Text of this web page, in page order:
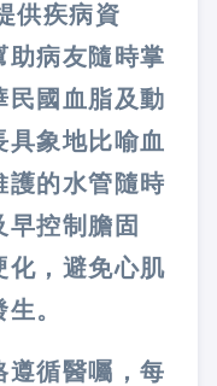
供疾病資
助病友隨時掌
民國血脂及動
象地比喻血
護的水管隨時
控制膽固
化，避免心肌
。
遵循醫囑，每